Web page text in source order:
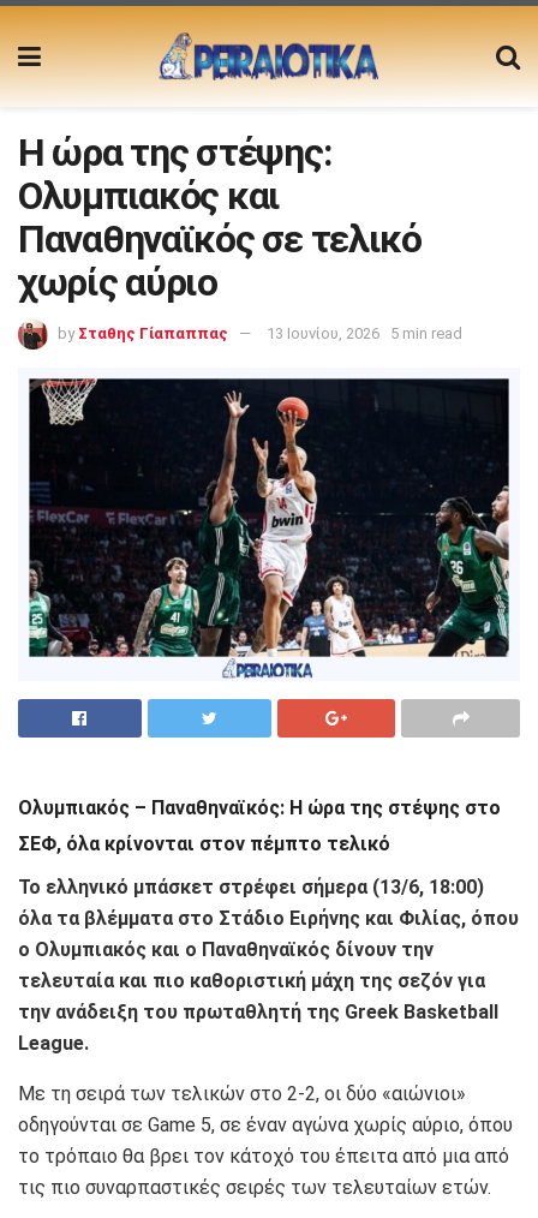
Η ώρα της στέψης:
Ολυμπιακός και
Παναθηναϊκός σε τελικό
χωρίς αύριο
by Σταθης Γίαπαππας 13 Ιουνίου, 2026 5 min read
Ολυμπιακός – Παναθηναϊκός: Η ώρα της στέψης στο
ΣΕΦ, όλα κρίνονται στον πέμπτο τελικό
Το ελληνικό μπάσκετ στρέφει σήμερα (13/6, 18:00)
όλα τα βλέμματα στο Στάδιο Ειρήνης και Φιλίας, όπου
ο Ολυμπιακός και ο Παναθηναϊκός δίνουν την
τελευταία και πιο καθοριστική μάχη της σεζόν για
την ανάδειξη του πρωταθλητή της Greek Basketball
League.
Με τη σειρά των τελικών στο 2-2, οι δύο «αιώνιοι»
οδηγούνται σε Game 5, σε έναν αγώνα χωρίς αύριο, όπου
το τρόπαιο θα βρει τον κάτοχό του έπειτα από μια από
τις πιο συναρπαστικές σειρές των τελευταίων ετών.